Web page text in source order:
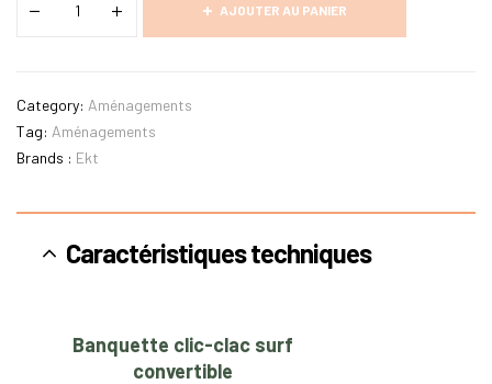
AJOUTER AU PANIER
Category: Aménagements
Tag: Aménagements
Brands : Ekt
Caractéristiques techniques
Banquette clic-clac surf
convertible